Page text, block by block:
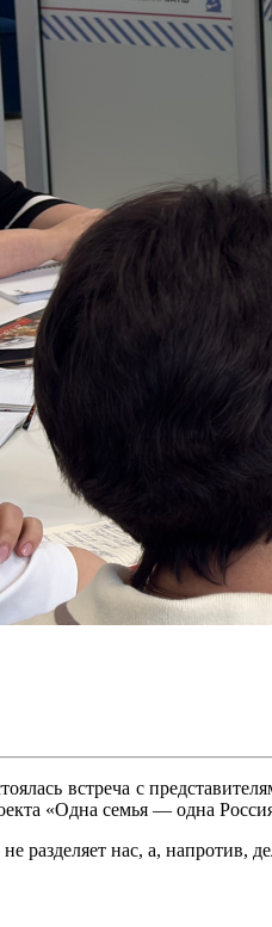
встреча с
«Одна семья — одна
разделяет нас, а, напротив,